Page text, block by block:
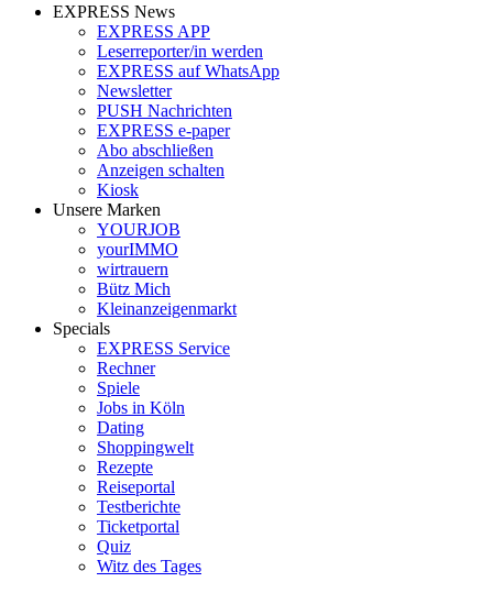
EXPRESS News
EXPRESS APP
Leserreporter/in werden
EXPRESS auf WhatsApp
Newsletter
PUSH Nachrichten
EXPRESS e-paper
Abo abschließen
Anzeigen schalten
Kiosk
Unsere Marken
YOURJOB
yourIMMO
wirtrauern
Bütz Mich
Kleinanzeigenmarkt
Specials
EXPRESS Service
Rechner
Spiele
Jobs in Köln
Dating
Shoppingwelt
Rezepte
Reiseportal
Testberichte
Ticketportal
Quiz
Witz des Tages